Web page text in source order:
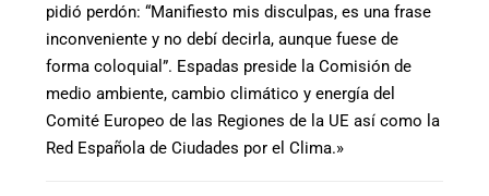
pidió perdón: “Manifiesto mis disculpas, es una frase
inconveniente y no debí decirla, aunque fuese de
forma coloquial”. Espadas preside la Comisión de
medio ambiente, cambio climático y energía del
Comité Europeo de las Regiones de la UE así como la
Red Española de Ciudades por el Clima.»